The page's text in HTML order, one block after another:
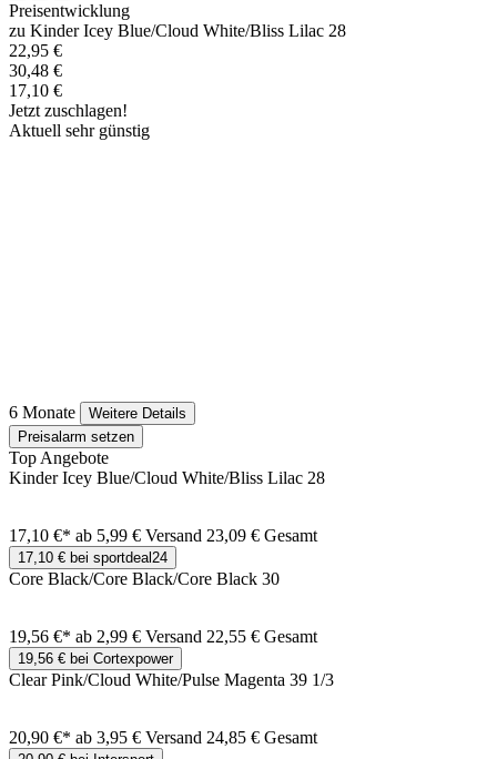
Preisentwicklung
zu Kinder Icey Blue/Cloud White/Bliss Lilac 28
22,95 €
30,48 €
17,10 €
Jetzt zuschlagen!
Aktuell sehr günstig
6 Monate
Weitere Details
Preisalarm setzen
Top Angebote
Kinder Icey Blue/Cloud White/Bliss Lilac 28
17,10 €* ab 5,99 € Versand 23,09 € Gesamt
17,10 € bei sportdeal24
Core Black/Core Black/Core Black 30
19,56 €* ab 2,99 € Versand 22,55 € Gesamt
19,56 € bei Cortexpower
Clear Pink/Cloud White/Pulse Magenta 39 1/3
20,90 €* ab 3,95 € Versand 24,85 € Gesamt